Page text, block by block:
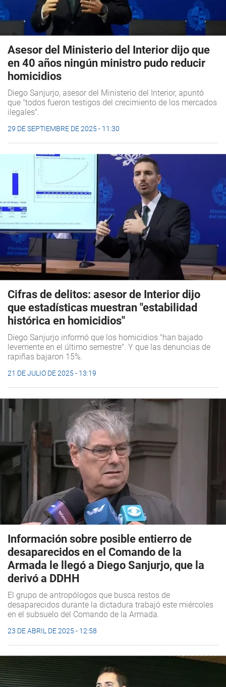
Asesor del Ministerio del Interior dijo que
en 40 años ningún ministro pudo reducir
homicidios
Diego Sanjurjo, asesor del Ministerio del Interior, apuntó
que "todos fueron testigos del crecimiento de los mercados
ilegales".
29 DE SEPTIEMBRE DE 2025 - 11:30
Cifras de delitos: asesor de Interior dijo
que estadísticas muestran "estabilidad
histórica en homicidios"
Diego Sanjurjo informó que los homicidios "han bajado
levemente en el último semestre". Y que las denuncias de
rapiñas bajaron 15%.
21 DE JULIO DE 2025 - 13:19
Información sobre posible entierro de
desaparecidos en el Comando de la
Armada le llegó a Diego Sanjurjo, que la
derivó a DDHH
El grupo de antropólogos que busca restos de
desaparecidos durante la dictadura trabajó este miércoles
en el subsuelo del Comando de la Armada.
23 DE ABRIL DE 2025 - 12:58